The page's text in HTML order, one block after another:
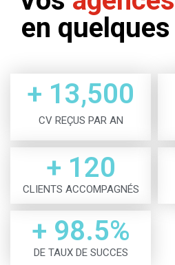
en
CV REÇUS PAR AN
+ 13,500
CLIENTS ACCOMPAGNÉS
+ 120
DE TAUX DE SUCCES
+ 98.5%